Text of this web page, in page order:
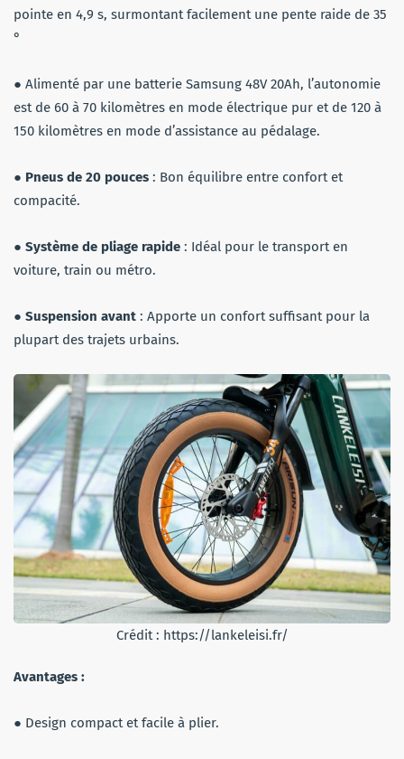
pointe en 4,9 s, surmontant facilement une pente raide de 35
°
● Alimenté par une batterie Samsung 48V 20Ah, l’autonomie
est de 60 à 70 kilomètres en mode électrique pur et de 120 à
150 kilomètres en mode d’assistance au pédalage.
● Pneus de 20 pouces : Bon équilibre entre confort et
compacité.
● Système de pliage rapide : Idéal pour le transport en
voiture, train ou métro.
● Suspension avant : Apporte un confort suffisant pour la
plupart des trajets urbains.
Crédit : https://lankeleisi.fr/
Avantages :
● Design compact et facile à plier.